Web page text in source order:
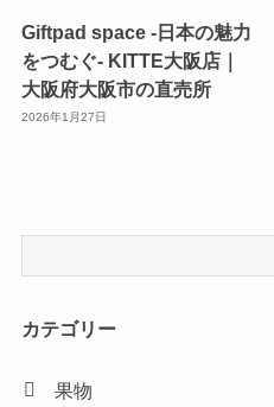
Giftpad space -日本の魅力
をつむぐ- KITTE大阪店｜
大阪府大阪市の直売所
2026年1月27日
カテゴリー
果物